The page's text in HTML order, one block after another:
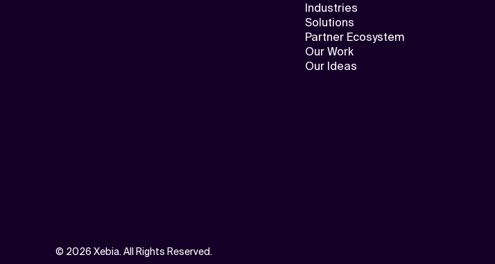
Industries
Solutions
Partner Ecosystem
Our Work
Our Ideas
© 2026 Xebia. All Rights Reserved.